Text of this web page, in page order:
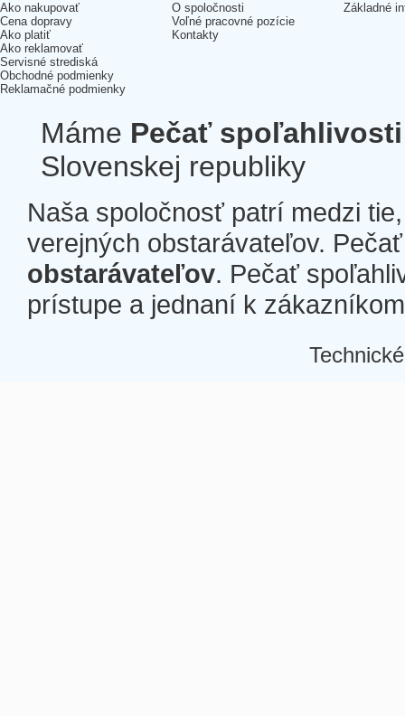
Ako nakupovať
Cena dopravy
Ako platiť
Ako reklamovať
Servisné strediská
Obchodné podmienky
Reklamačné podmienky
O spoločnosti
Voľné pracovné pozície
Kontakty
Základné
Máme Pečať spoľahlivosti
Slovenskej republiky
Naša spoločnosť patrí medzi
verejných obstarávateľov.
obstarávateľov. Pečať
prístupe a jednaní k